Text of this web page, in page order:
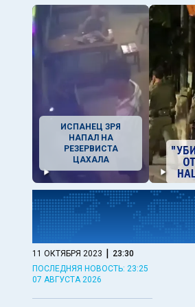
ИСПАНЕЦ ЗРЯ
НАПАЛ НА
РЕЗЕРВИСТА
ЦАХАЛА
11 ОКТЯБРЯ 2023 | 23:30
ПОСЛЕДНЯЯ НОВОСТЬ: 23:25
07 АВГУСТА 2026